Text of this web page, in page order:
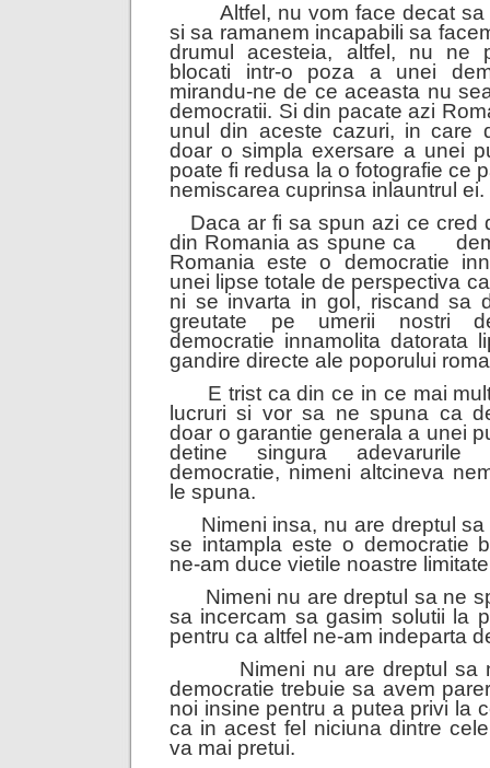
Altfel, nu vom face decat
si sa ramanem incapabili sa
drumul acesteia, altfel, nu ne
blocati intr-o poza a unei
mirandu-ne de ce aceasta nu
democratii. Si din pacate azi
unul din aceste cazuri, in care
doar o simpla exersare a unei
poate fi redusa la o fotografie ce
nemiscarea cuprinsa inlauntrul ei.
Daca ar fi sa spun azi ce cred
din Romania as spune ca
Romania este o democratie
unei lipse totale de perspectiva
ni se invarta in gol, riscand sa
greutate pe umerii nostri
democratie innamolita datorata
gandire directe ale poporului
E trist ca din ce in ce mai
lucruri si vor sa ne spuna ca
doar o garantie generala a unei
detine singura adevarurile
democratie, nimeni altcineva
le spuna.
Nimeni insa, nu are dreptul
se intampla este o democratie
ne-am duce vietile noastre
Nimeni nu are dreptul sa ne
sa incercam sa gasim solutii la
pentru ca altfel ne-am indeparta
Nimeni nu are dreptul sa
democratie trebuie sa avem
noi insine pentru a putea privi la
ca in acest fel niciuna dintre
va mai pretui.